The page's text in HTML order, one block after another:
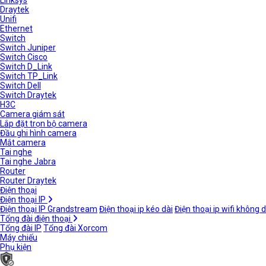
Draytek
Unifi
Ethernet
Switch
Switch Juniper
Switch Cisco
Switch D_Link
Switch TP_Link
Switch Dell
Switch Draytek
H3C
Camera giám sát
Lắp đặt trọn bộ camera
Đầu ghi hình camera
Mắt camera
Tai nghe
Tai nghe Jabra
Router
Router Draytek
Điện thoại
Điện thoại IP
Điện thoại IP Grandstream Điện thoại ip kéo dài Điện thoại ip wifi không
Tổng đài điện thoại
Tổng đài IP Tổng đài Xorcom
Máy chiếu
Phụ kiện